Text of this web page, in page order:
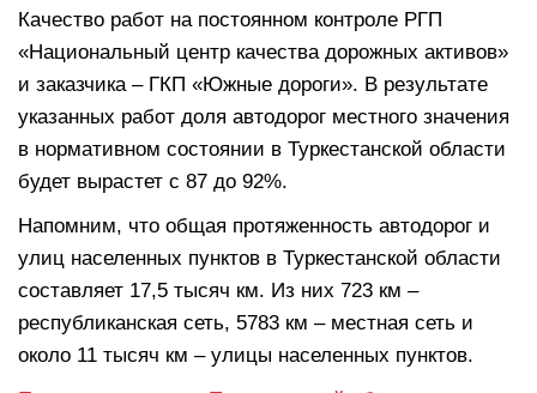
Качество работ на постоянном контроле РГП
«Национальный центр качества дорожных активов»
и заказчика – ГКП «Южные дороги». В результате
указанных работ доля автодорог местного значения
в нормативном состоянии в Туркестанской области
будет вырастет с 87 до 92%.
Напомним, что общая протяженность автодорог и
улиц населенных пунктов в Туркестанской области
составляет 17,5 тысяч км. Из них 723 км –
республиканская сеть, 5783 км – местная сеть и
около 11 тысяч км – улицы населенных пунктов.